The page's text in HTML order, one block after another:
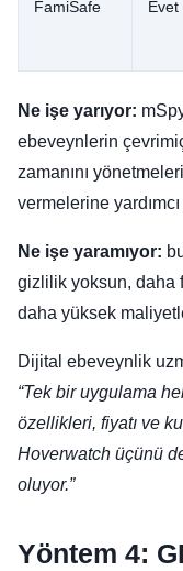
FamiSafe Evet
Ne işe yarıyor:
ebeveynlerin
zamanını
vermelerine
Ne işe yaramıyor:
gizlilik yoksun, daha
daha yüksek
Dijital ebeveynlik
“Tek bir uygulama
özellikleri, fiyatı ve
Hoverwatch üçünü
oluyor.”
Yöntem 4: